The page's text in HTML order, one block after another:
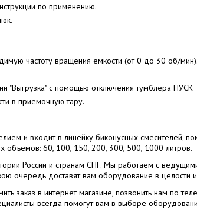
по применению.
частоту вращения емкости (от 0 до 30 об/мин).
"Выгрузка" с помощью отключения тумблера ПУСК
в приемочную тару.
и входит в линейку биконусных смесителей,
объемов: 60, 100, 150, 200, 300, 500, 1000 литров.
России и странам СНГ. Мы работаем с
очередь доставят вам оборудование в целости
заказ в интернет магазине, позвонить нам по
всегда помогут вам в выборе